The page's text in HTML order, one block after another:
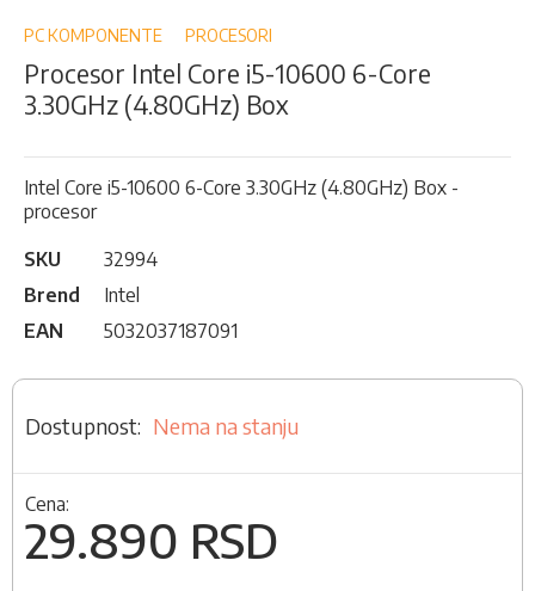
the
gallery
beginning
the
images
PC KOMPONENTE PROCESORI
Procesor Intel Core i5-10600 6-Core
3.30GHz (4.80GHz) Box
Intel Core i5-10600 6-Core 3.30GHz (4.80GHz) Box -
procesor
SKU
32994
Brend
Intel
EAN
5032037187091
Nema na stanju
Cena:
29.890 RSD